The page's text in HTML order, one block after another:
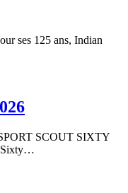
ses 125 ans, Indian
SCOUT SIXTY
Sixty…